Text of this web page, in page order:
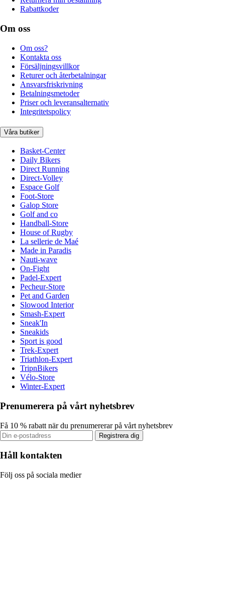
Rabattkoder
Om oss
Om oss?
Kontakta oss
Försäljningsvillkor
Returer och återbetalningar
Ansvarsfriskrivning
Betalningsmetoder
Priser och leveransalternativ
Integritetspolicy
Våra butiker
Basket-Center
Daily Bikers
Direct Running
Direct-Volley
Espace Golf
Foot-Store
Galop Store
Golf and co
Handball-Store
House of Rugby
La sellerie de Maé
Made in Paradis
Nauti-wave
On-Fight
Padel-Expert
Pecheur-Store
Pet and Garden
Slowood Interior
Smash-Expert
Sneak'In
Sneakids
Sport is good
Trek-Expert
Triathlon-Expert
TripnBikers
Vélo-Store
Winter-Expert
Prenumerera på vårt nyhetsbrev
Få 10 % rabatt när du prenumererar på vårt nyhetsbrev
Registrera dig
Håll kontakten
Följ oss på sociala medier